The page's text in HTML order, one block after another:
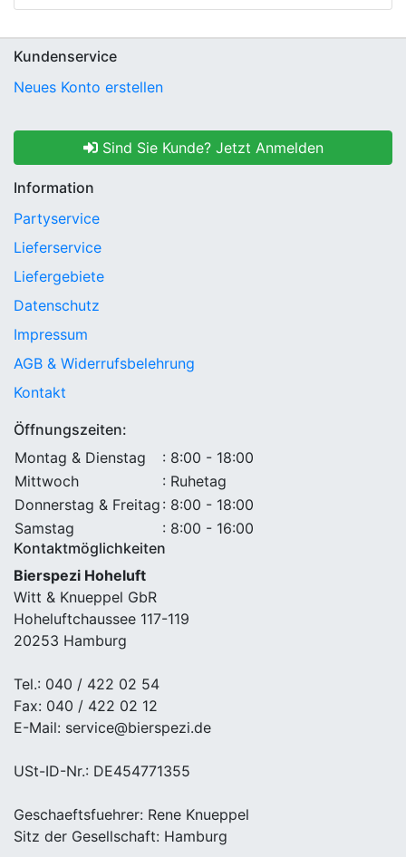
Kundenservice
Neues Konto erstellen
Sind Sie Kunde? Jetzt Anmelden
Information
Partyservice
Lieferservice
Liefergebiete
Datenschutz
Impressum
AGB & Widerrufsbelehrung
Kontakt
Öffnungszeiten:
Montag & Dienstag
: 8:00 - 18:00
Mittwoch
: Ruhetag
Donnerstag & Freitag : 8:00 - 18:00
Samstag
: 8:00 - 16:00
Kontaktmöglichkeiten
Bierspezi Hoheluft
Witt & Knueppel GbR
Hoheluftchaussee 117-119
20253 Hamburg
Tel.: 040 / 422 02 54
Fax: 040 / 422 02 12
E-Mail: service@bierspezi.de
USt-ID-Nr.: DE454771355
Geschaeftsfuehrer: Rene Knueppel
Sitz der Gesellschaft: Hamburg